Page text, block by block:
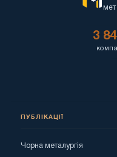
3
ПУБЛІКАЦІЇ
Чорна металургія